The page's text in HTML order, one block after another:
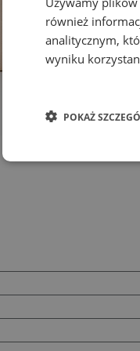
również
analitycznym,
wyniku
POKAŻ